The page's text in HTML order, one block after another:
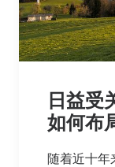
日益受
如何布
随着近十年